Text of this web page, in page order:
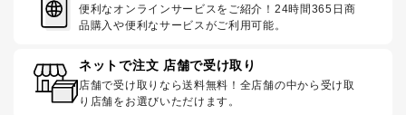
便利なオンラインサービスをご紹介！24時間365日商
品購入や便利なサービスがご利用可能。
ネットで注文 店舗で受け取り
店舗で受け取りなら送料無料！全店舗の中から受け取
り店舗をお選びいただけます。